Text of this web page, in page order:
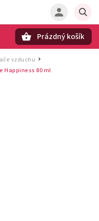
Prázdný košík
vzduchu /
Happiness 80 ml